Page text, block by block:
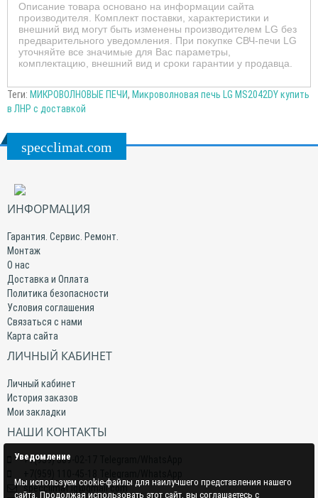
Описание товара основано на информации сайта
производителя. Комплект поставки, характеристики и
внешний вид могут быть изменены производителем LG без
предварительного уведомления. При покупке СВЧ-печи LG
уточняйте все значимые для Вас параметры,
комплектацию, внешний вид и сроки гарантии у продавца.
Теги: МИКРОВОЛНОВЫЕ ПЕЧИ, Микроволновая печь LG MS2042DY купить
в ЛНР с доставкой
specclimat.com
ИНФОРМАЦИЯ
Гарантия. Сервис. Ремонт.
Монтаж
О нас
Доставка и Оплата
Политика безопасности
Условия соглашения
Связаться с нами
Карта сайта
ЛИЧНЫЙ КАБИНЕТ
Личный кабинет
История заказов
Мои закладки
НАШИ КОНТАКТЫ
+7(959) 509-02-17 Telegram/WhatsApp
specclimat.lg@gmail.com
Уведомление
Мы используем cookie-файлы для наилучшего представления нашего
сайта. Продолжая использовать этот сайт, вы соглашаетесь с